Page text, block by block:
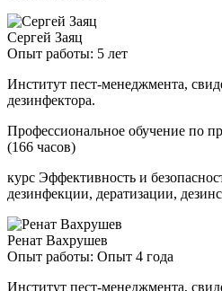
Сергей Заяц
Опыт работы: 5 лет
Институт пест-менеджмента,
дезинфектора.
Профессиональное обучение по
(166 часов)
курс Эффективность и
дезинфекции, дератизации,
Ренат Вахрушев
Опыт работы: Опыт 4 года
Институт пест-менеджмента,